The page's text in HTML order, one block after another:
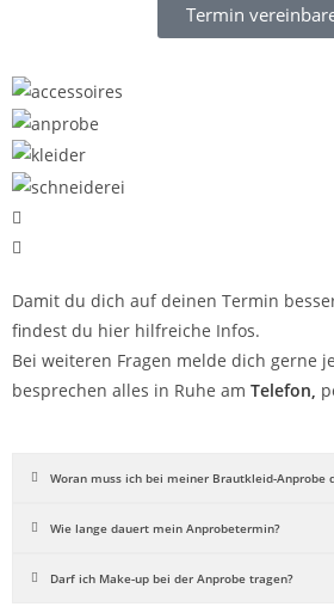
Termin
Damit du dich auf deinen Termin
findest du hier hilfreiche Infos.
Bei weiteren Fragen melde dich gerne
besprechen alles in Ruhe am Telefon,
Woran muss ich bei meiner Brautkleid-Anprobe
Wie lange dauert mein Anprobetermin?
Darf ich Make-up bei der Anprobe tragen?